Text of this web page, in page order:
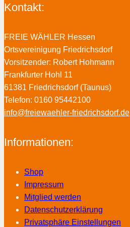
Kontakt:
FREIE WÄHLER Hessen
Ortsvereinigung Friedrichsdorf
Vorsitzender: Robert Hohmann
Frankfurter Hohl 11
61381 Friedrichsdorf (Taunus)
Telefon: 0160 95442100
info@freiewaehler-friedrichsdorf.de
Informationen:
Shop
Impressum
Mitglied werden
Datenschutzerklärung
Privatsphäre Einstellungen